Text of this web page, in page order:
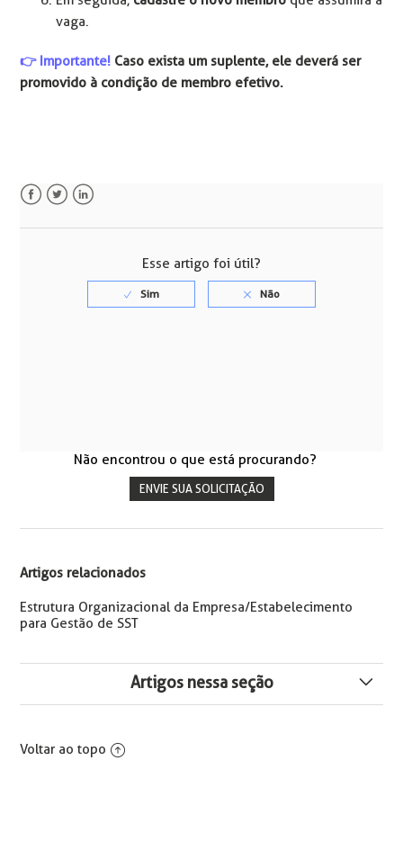
vaga.
👉️ Importante! Caso exista um suplente, ele deverá ser
promovido à condição de membro efetivo.
Esse artigo foi útil?
Não encontrou o que está procurando?
ENVIE SUA SOLICITAÇÃO
Artigos relacionados
Estrutura Organizacional da Empresa/Estabelecimento
para Gestão de SST​
Artigos nessa seção
Voltar ao topo